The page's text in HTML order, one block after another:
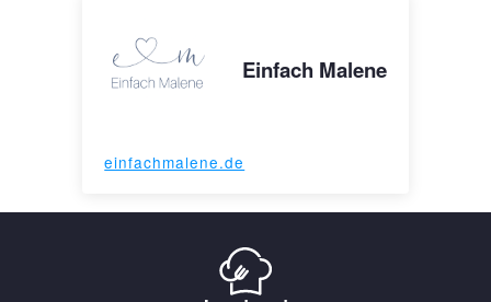
Einfach Malene
einfachmalene.de